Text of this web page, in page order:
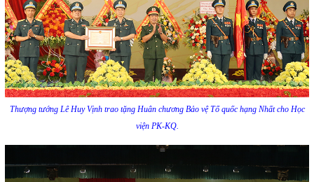
Thượng tướng Lê Huy Vịnh trao tặng Huân chương Bảo vệ Tổ quốc hạng Nhất cho Học
viện PK-KQ.